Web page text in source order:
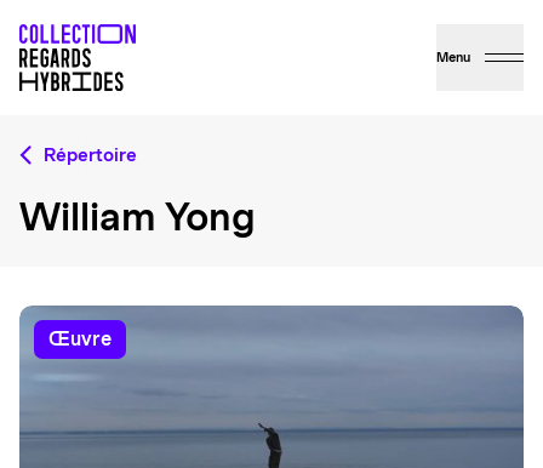
Menu
Répertoire
William Yong
œuvre